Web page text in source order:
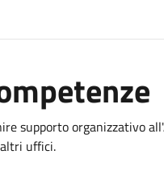
supporto organizzativo
uffici.